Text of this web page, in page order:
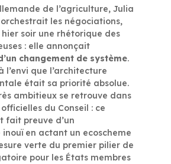
de l’agriculture, Julia
les négociations,
soir une rhétorique des
: elle annonçait
changement de système.
l’envi que l’architecture
était sa priorité absolue.
ambitieux se retrouve dans
du Conseil : ce
fait preuve d’un
inouï en actant un ecoscheme
verte du premier pilier de
pour les États membres